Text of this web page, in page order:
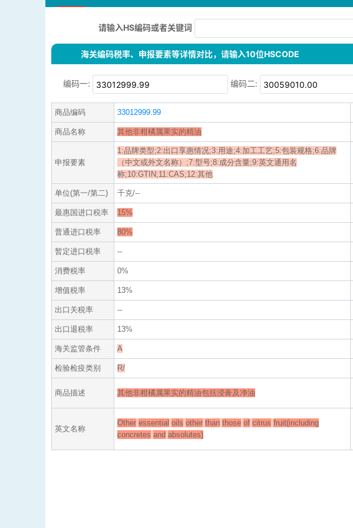
请输入HS编码或者关键词
海关编码税率、申报要素等详情对比，请输入10位HSCODE
编码一: 编码二:
商品编码 33012999.99
商品名称 其他非柑橘属果实的精油
申报要素
1:品牌类型;2:出口享惠情况;3:用途;4:加工工艺;5:包装规格;6:品牌
（中文或外文名称）;7:型号;8:成分含量;9:英文通用名
称;10:GTIN;11:CAS;12:其他
单位(第一/第二) 千克/--
最惠国进口税率 15%
普通进口税率 80%
暂定进口税率 --
消费税率 0%
增值税率 13%
出口关税率 --
出口退税率 13%
海关监管条件 A
检验检疫类别 R/
商品描述 其他非柑橘属果实的精油包括浸膏及净油
英文名称
Other essential oils other than those of citrus fruit(including
concretes and absolutes)